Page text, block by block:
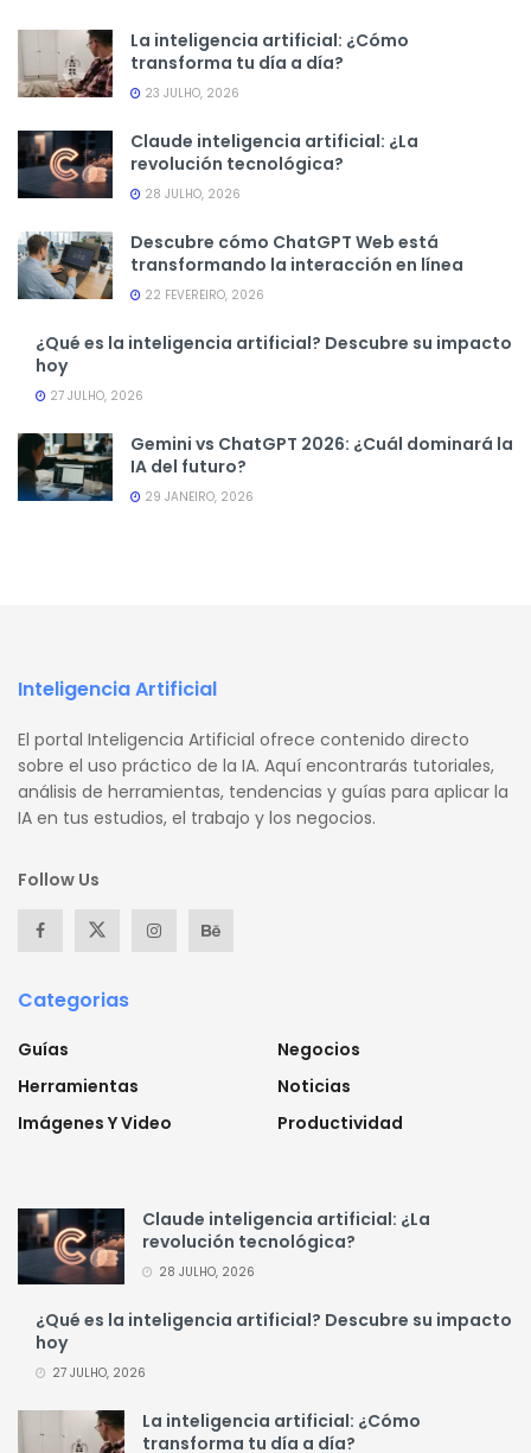
La inteligencia artificial: ¿Cómo
transforma tu día a día?
23 JULHO, 2026
Claude inteligencia artificial: ¿La
revolución tecnológica?
28 JULHO, 2026
Descubre cómo ChatGPT Web está
transformando la interacción en línea
22 FEVEREIRO, 2026
¿Qué es la inteligencia artificial? Descubre su impacto
hoy
27 JULHO, 2026
Gemini vs ChatGPT 2026: ¿Cuál dominará la
IA del futuro?
29 JANEIRO, 2026
Inteligencia Artificial
El portal Inteligencia Artificial ofrece contenido directo
sobre el uso práctico de la IA. Aquí encontrarás tutoriales,
análisis de herramientas, tendencias y guías para aplicar la
IA en tus estudios, el trabajo y los negocios.
Follow Us
Categorias
Guías
Herramientas
Imágenes Y Video
Negocios
Noticias
Productividad
Claude inteligencia artificial: ¿La
revolución tecnológica?
28 JULHO, 2026
¿Qué es la inteligencia artificial? Descubre su impacto
hoy
27 JULHO, 2026
La inteligencia artificial: ¿Cómo
transforma tu día a día?